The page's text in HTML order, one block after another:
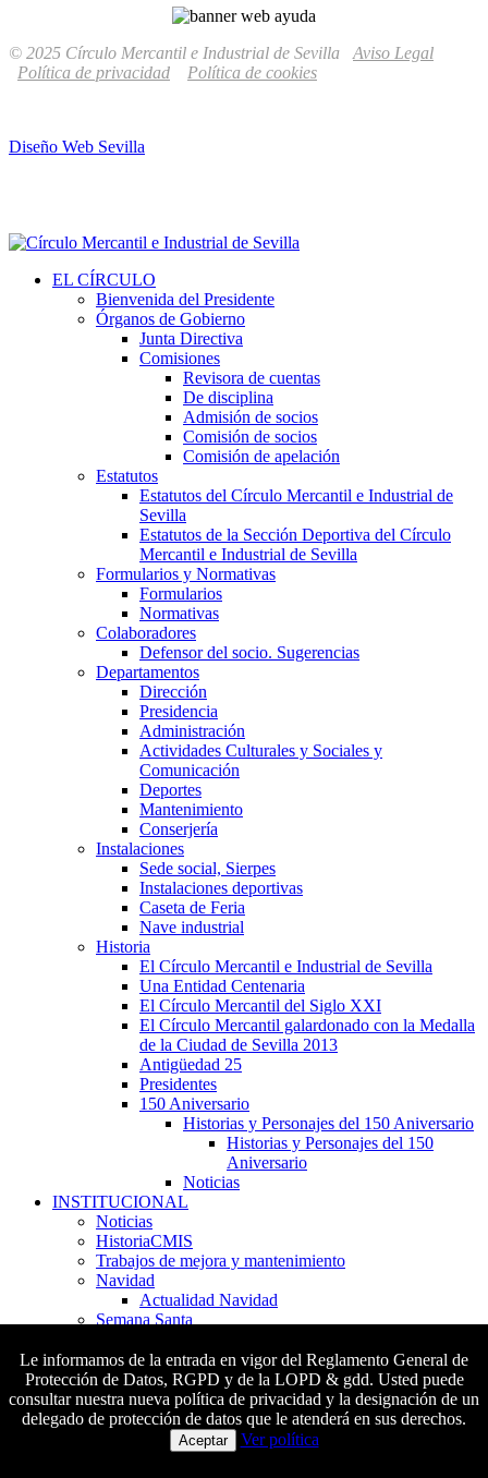
© 2025 Círculo Mercantil e Industrial de Sevilla Aviso Legal
Política de privacidad
Política de cookies
Diseño Web Sevilla
EL CÍRCULO
Bienvenida del Presidente
Órganos de Gobierno
Junta Directiva
Comisiones
Revisora de cuentas
De disciplina
Admisión de socios
Comisión de socios
Comisión de apelación
Estatutos
Estatutos del Círculo Mercantil e Industrial de
Sevilla
Estatutos de la Sección Deportiva del Círculo
Mercantil e Industrial de Sevilla
Formularios y Normativas
Formularios
Normativas
Colaboradores
Defensor del socio. Sugerencias
Departamentos
Dirección
Presidencia
Administración
Actividades Culturales y Sociales y
Comunicación
Deportes
Mantenimiento
Conserjería
Instalaciones
Sede social, Sierpes
Instalaciones deportivas
Caseta de Feria
Nave industrial
Historia
El Círculo Mercantil e Industrial de Sevilla
Una Entidad Centenaria
El Círculo Mercantil del Siglo XXI
El Círculo Mercantil galardonado con la Medalla
de la Ciudad de Sevilla 2013
Antigüedad 25
Presidentes
150 Aniversario
Historias y Personajes del 150 Aniversario
Historias y Personajes del 150
Aniversario
Noticias
INSTITUCIONAL
Noticias
HistoriaCMIS
Trabajos de mejora y mantenimiento
Navidad
Actualidad Navidad
Semana Santa
Verano
Noticias
Plan Director de Obras
Introducción
Plan Director de Obras y Proyectos
(Instalaciones Deportivas)
Colaboradores principales
Le informamos de la entrada en vigor del Reglamento General de
Protección de Datos, RGPD y de la LOPD & gdd. Usted puede
consultar nuestra nueva política de privacidad y la designación de un
delegado de protección de datos que le atenderá en sus derechos.
Aceptar Ver política